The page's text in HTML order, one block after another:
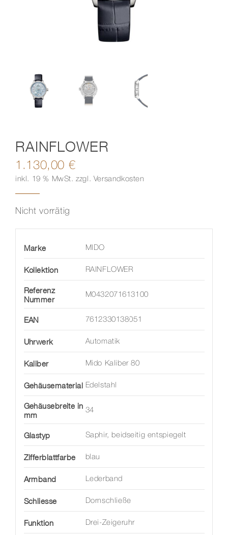
RAINFLOWER
1.130,00 €
inkl. 19 % MwSt. zzgl. Versandkosten
Nicht vorrätig
Marke MIDO
Kollektion RAINFLOWER
Referenz
Nummer
M0432071613100
EAN 7612330138051
Uhrwerk Automatik
Kaliber Mido Kaliber 80
Gehäusematerial Edelstahl
Gehäusebreite in
mm
34
Glastyp Saphir, beidseitig entspiegelt
Zifferblattfarbe blau
Armband Lederband
Schliesse Dornschließe
Funktion Drei-Zeigeruhr